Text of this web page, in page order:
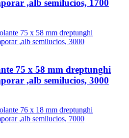
,alb semilucios, 1700
75 x 58 mm dreptunghi
,alb semilucios, 3000